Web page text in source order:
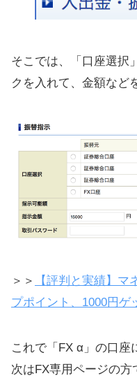
そこでは、「口座選択
クを入れて、金額など
＞＞
【評判と実績】マ
プポイント、1000円ゲ
これで「FX α」の口座
次はFX専用ページの方